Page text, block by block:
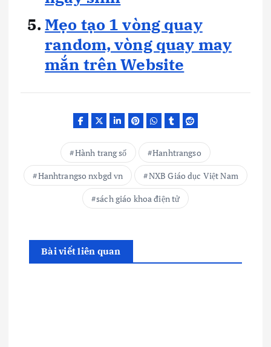
Mẹo tạo 1 vòng quay
random, vòng quay may
mắn trên Website
Hành trang số
Hanhtrangso
Hanhtrangso nxbgd vn
NXB Giáo dục Việt Nam
sách giáo khoa điện tử
Bài viết liên quan